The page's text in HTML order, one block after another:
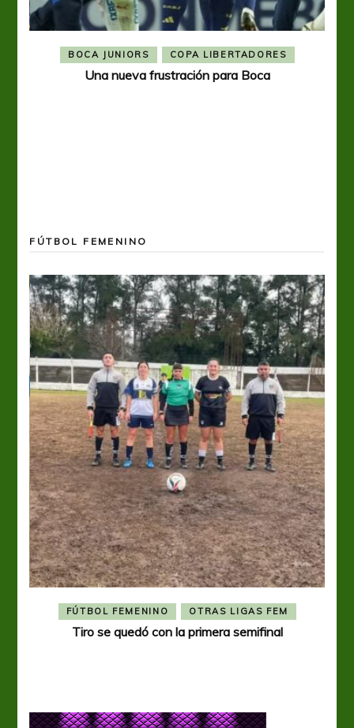
BOCA JUNIORS COPA LIBERTADORES
Una nueva frustración para Boca
FÚTBOL FEMENINO
FÚTBOL FEMENINO OTRAS LIGAS FEM
Tiro se quedó con la primera semifinal